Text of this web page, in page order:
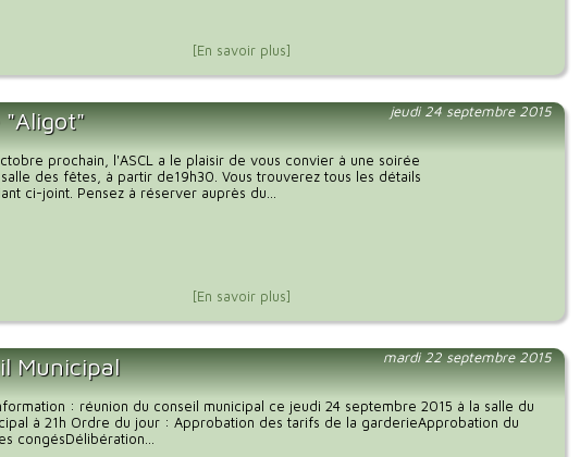
[En savoir plus]
jeudi 24 septembre 2015
"Aligot"
prochain, l'ASCL a le plaisir de vous convier à une soirée
des fêtes, à partir de19h30. Vous trouverez tous les détails
ci-joint. Pensez à réserver auprès du...
[En savoir plus]
mardi 22 septembre 2015
Municipal
: réunion du conseil municipal ce jeudi 24 septembre 2015 à la salle du
à 21h Ordre du jour : Approbation des tarifs de la garderieApprobation du
congésDélibération...